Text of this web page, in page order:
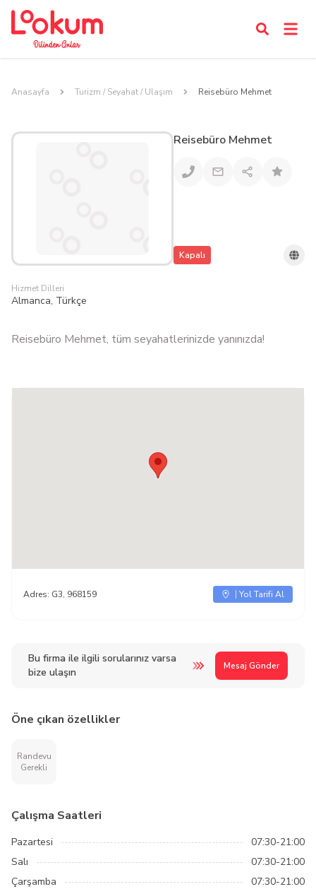
Anasayfa Turizm / Seyahat / Ulaşım Reisebüro Mehmet
Reisebüro Mehmet
Kapalı
Hizmet Dilleri
Almanca, Türkçe
Reisebüro Mehmet, tüm seyahatlerinizde yanınızda!
Bu firma ile ilgili sorularınız varsa
bize ulaşın
Mesaj Gönder
Adres: G3, 968159 Yol Tarifi Al
Öne çıkan özellikler
Randevu
Gerekli
Çalışma Saatleri
Pazartesi
07:30-21:00
Salı
07:30-21:00
Çarşamba
07:30-21:00